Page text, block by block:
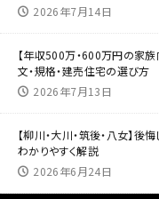
2026年7月14日
【年収500万・600万円の家
文・規格・建売住宅の選び方
2026年7月13日
【柳川・大川・筑後・八女】
わかりやすく解説
2026年6月24日